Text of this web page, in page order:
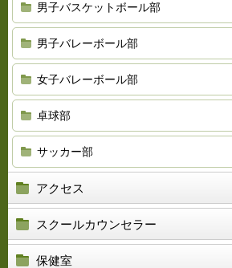
男子バスケットボール部
男子バレーボール部
女子バレーボール部
卓球部
サッカー部
アクセス
スクールカウンセラー
保健室